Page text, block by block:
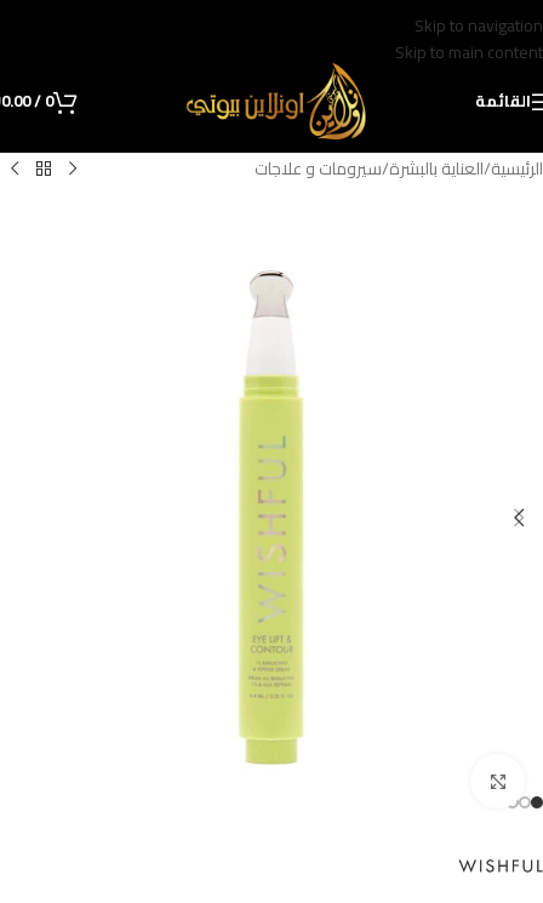
Skip to navigation
Skip to main content
القائمة 0
/
0.00
الرئيسية/العناية بالبشرة/سيرومات و علاجات